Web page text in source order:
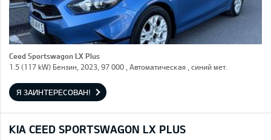
Ceed Sportswagon LX Plus
1.5 (117 kW) Бензин, 2023, 97 000 , Автоматическая , синий мет.
Я ЗАИНТЕРЕСОВАН!
KIA CEED SPORTSWAGON LX PLUS